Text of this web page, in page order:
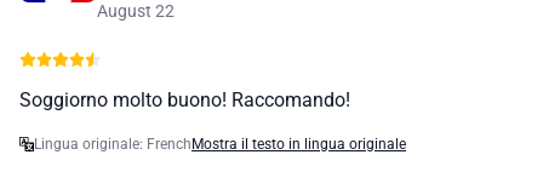
August 22
Soggiorno molto buono! Raccomando!
Lingua originale: French Mostra il testo in lingua originale